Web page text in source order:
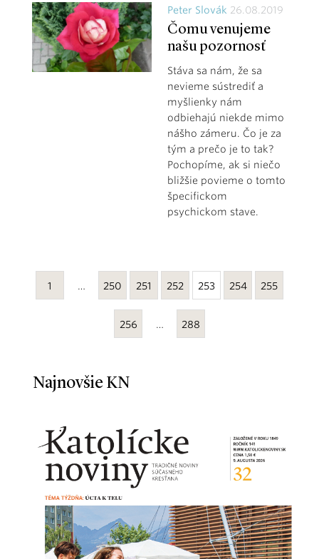
Peter Slovák 26.08.2019
Čomu venujeme
našu pozornosť
Stáva sa nám, že sa
nevieme sústrediť a
myšlienky nám
odbiehajú niekde mimo
nášho zámeru. Čo je za
tým a prečo je to tak?
Pochopíme, ak si niečo
bližšie povieme o tomto
špecifickom
psychickom stave.
1 … 250 251 252 253 254 255
256 … 288
Najnovšie KN